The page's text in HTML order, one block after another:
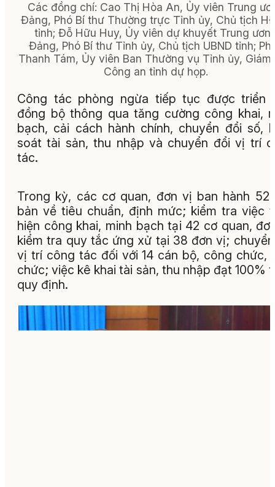
Các đồng chí: Cao Thị Hòa An, Ủy viên Trung
Đảng, Phó Bí thư Thường trực Tỉnh ủy, Chủ tịch
tỉnh; Đỗ Hữu Huy, Ủy viên dự khuyết Trung
Đảng, Phó Bí thư Tỉnh ủy, Chủ tịch UBND tỉnh;
Thanh Tám, Ủy viên Ban Thường vụ Tỉnh ủy, Giám
Công an tỉnh dự họp.
Công tác phòng ngừa tiếp tục được triển
đồng bộ thông qua tăng cường công khai,
bạch, cải cách hành chính, chuyển đổi số,
soát tài sản, thu nhập và chuyển đổi vị trí
tác.
Trong kỳ, các cơ quan, đơn vị ban hành 52
bản về tiêu chuẩn, định mức; kiểm tra việc
hiện công khai, minh bạch tại 42 cơ quan,
kiểm tra quy tắc ứng xử tại 38 đơn vị;
vị trí công tác đối với 14 cán bộ, công chức,
chức; việc kê khai tài sản, thu nhập đạt 100%
quy định.